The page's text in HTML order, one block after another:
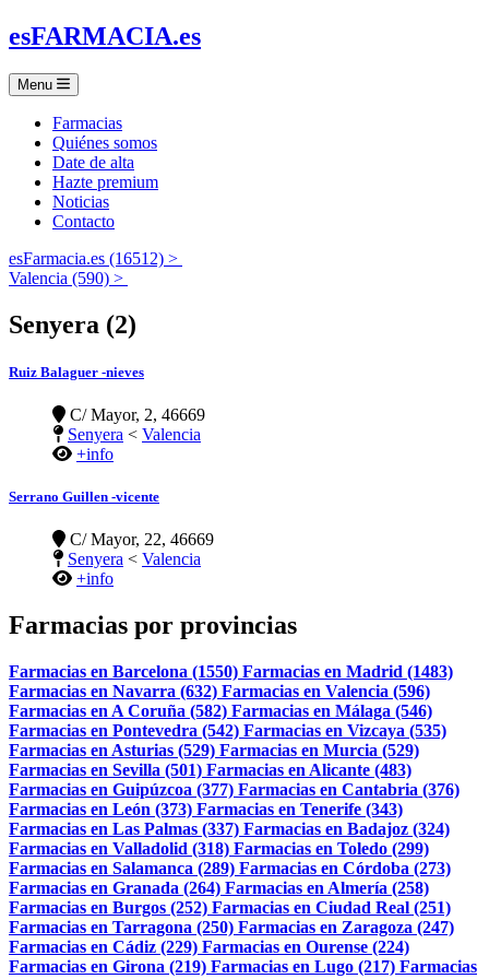
esFARMACIA.es
Menu
Farmacias
Quiénes somos
Date de alta
Hazte premium
Noticias
Contacto
esFarmacia.es (16512) >
Valencia (590) >
Senyera (2)
Ruiz Balaguer -nieves
C/ Mayor, 2, 46669
Senyera < Valencia
+info
Serrano Guillen -vicente
C/ Mayor, 22, 46669
Senyera < Valencia
+info
Farmacias por provincias
Farmacias en Barcelona (1550) Farmacias en Madrid (1483)
Farmacias en Navarra (632) Farmacias en Valencia (596)
Farmacias en A Coruña (582) Farmacias en Málaga (546)
Farmacias en Pontevedra (542) Farmacias en Vizcaya (535)
Farmacias en Asturias (529) Farmacias en Murcia (529)
Farmacias en Sevilla (501) Farmacias en Alicante (483)
Farmacias en Guipúzcoa (377) Farmacias en Cantabria (376)
Farmacias en León (373) Farmacias en Tenerife (343)
Farmacias en Las Palmas (337) Farmacias en Badajoz (324)
Farmacias en Valladolid (318) Farmacias en Toledo (299)
Farmacias en Salamanca (289) Farmacias en Córdoba (273)
Farmacias en Granada (264) Farmacias en Almería (258)
Farmacias en Burgos (252) Farmacias en Ciudad Real (251)
Farmacias en Tarragona (250) Farmacias en Zaragoza (247)
Farmacias en Cádiz (229) Farmacias en Ourense (224)
Farmacias en Girona (219) Farmacias en Lugo (217) Farmacias